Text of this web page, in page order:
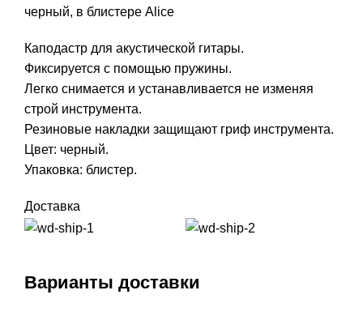
черный, в блистере Alice
Каподастр для акустической гитары.
Фиксируется с помощью пружины.
Легко снимается и устанавливается не изменяя
строй инструмента.
Резиновые накладки защищают гриф инструмента.
Цвет: черный.
Упаковка: блистер.
Доставка
Варианты доставки